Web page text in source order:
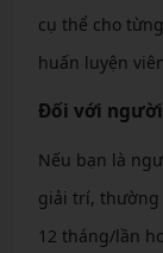
cụ thể cho
huấn luyện
Đối với
Nếu bạn là
giải trí, thường
12 tháng/lần